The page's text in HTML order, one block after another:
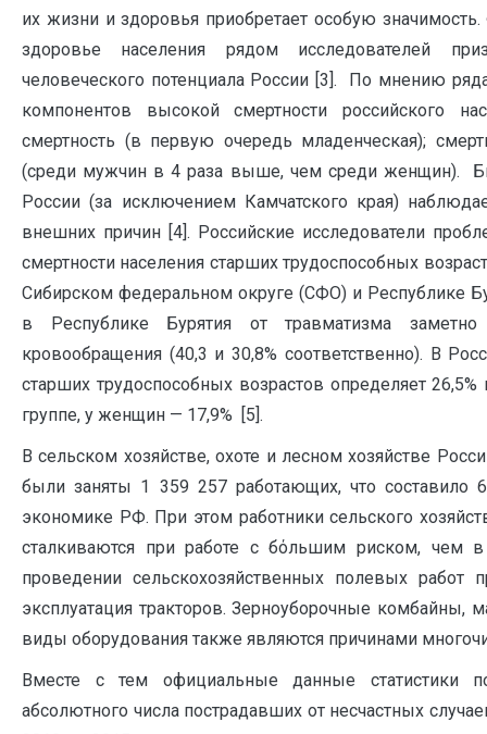
их жизни и здоровья приобретает особую
здоровье населения рядом исследователей
человеческого потенциала России [3]. По мнению
компонентов высокой смертности российского
смертность (в первую очередь младенческая);
(среди мужчин в 4 раза выше, чем среди женщин).
России (за исключением Камчатского края)
внешних причин [4]. Российские исследователи
смертности населения старших трудоспособных
Сибирском федеральном округе (СФО) и Республике
в Республике Бурятия от травматизма
кровообращения (40,3 и 30,8% соответственно). В
старших трудоспособных возрастов определяет
группе, у женщин — 17,9% [5].
В сельском хозяйстве, охоте и лесном хозяйстве
были заняты 1 359 257 работающих, что составило
экономике РФ. При этом работники сельского
сталкиваются при работе с бόльшим риском, чем
проведении сельскохозяйственных полевых работ
эксплуатация тракторов. Зерноуборочные
виды оборудования также являются причинами
Вместе с тем официальные данные статистики
абсолютного числа пострадавших от несчастных